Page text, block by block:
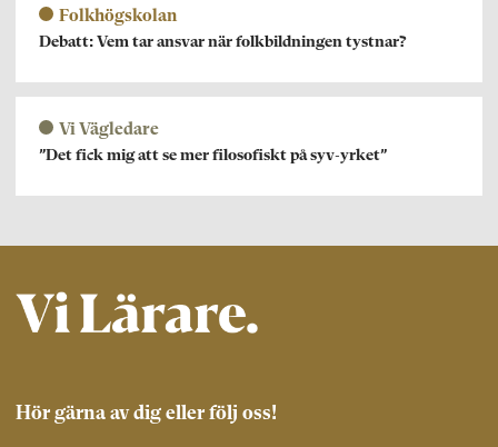
Folkhögskolan
Debatt: Vem tar ansvar när folkbildningen tystnar?
Vi Vägledare
”Det fick mig att se mer filosofiskt på syv-yrket”
Hör gärna av dig eller följ oss!